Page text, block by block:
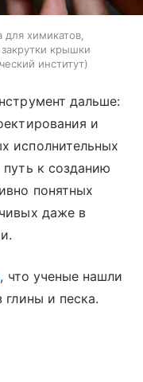
для химикатов,
крышки
институт
дальше:
и
исполнительных
к созданию
понятных
даже в
, что ученые нашли
глины и песка.